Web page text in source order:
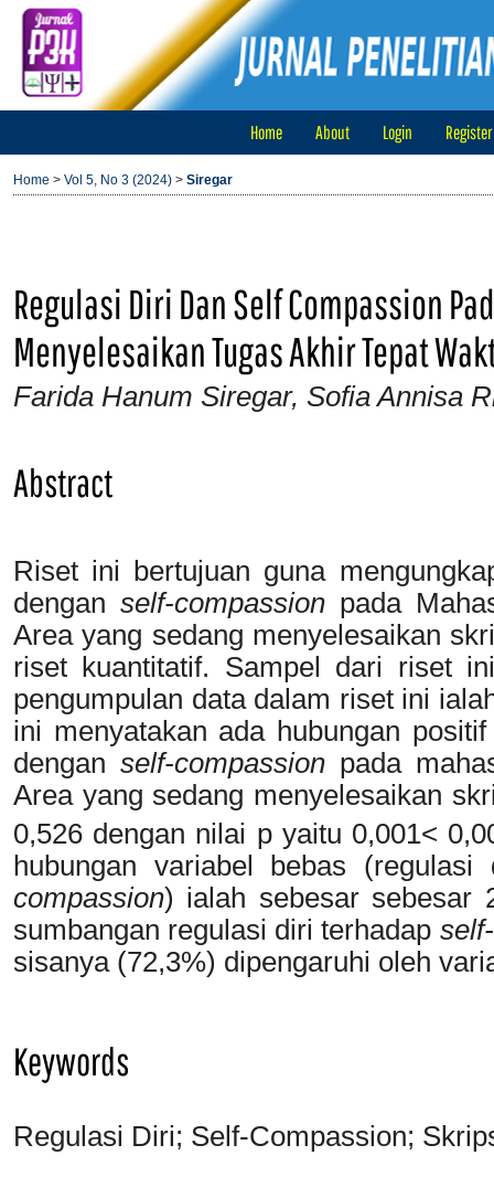
Home About Login Register
Home > Vol 5, No 3 (2024) > Siregar
Regulasi Diri Dan Self Compassion
Menyelesaikan Tugas Akhir Tepat
Farida Hanum Siregar, Sofia Annisa
Abstract
Riset ini bertujuan guna
dengan self-compassionpada
Area yang sedang menyelesaikan
riset kuantitatif. Sampel dari riset
pengumpulan data dalam riset ini
ini menyatakan ada hubungan
dengan self-compassionpada
Area yang sedang menyelesaikan
0,526 dengan nilai p yaitu 0,001<
hubungan variabel bebas
compassion) ialah sebesar sebesar
sumbangan regulasi diri terhadap
sisanya (72,3%) dipengaruhi oleh
Keywords
Regulasi Diri; Self-Compassion;